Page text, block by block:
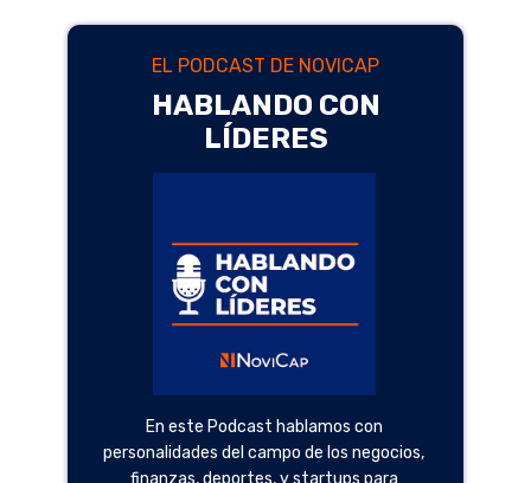
En este Podcast hablamos con
personalidades del campo de los negocios,
HABLANDO CON
LÍDERES
EL PODCAST DE NOVICAP